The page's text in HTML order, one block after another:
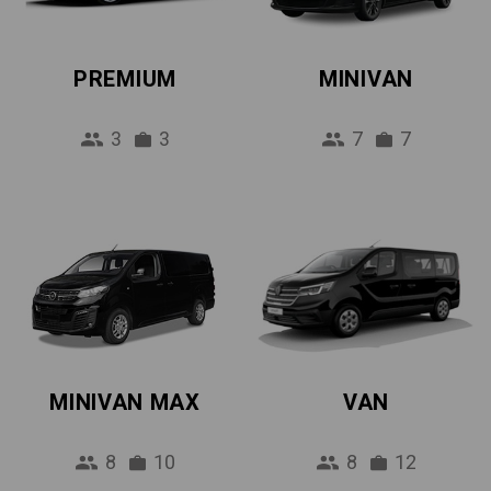
PREMIUM
3 3
MINIVAN
7 7
MINIVAN MAX
8 10
VAN
8 12